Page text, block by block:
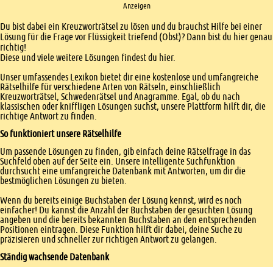
Anzeigen
Einleitung
Du bist dabei ein Kreuzworträtsel zu lösen und du brauchst Hilfe bei einer
Lösung für die Frage vor Flüssigkeit triefend (Obst)? Dann bist du hier genau
richtig!
Diese und viele weitere Lösungen findest du hier.
Unser umfassendes Lexikon bietet dir eine kostenlose und umfangreiche
Rätselhilfe für verschiedene Arten von Rätseln, einschließlich
Kreuzworträtsel, Schwedenrätsel und Anagramme. Egal, ob du nach
klassischen oder kniffligen Lösungen suchst, unsere Plattform hilft dir, die
richtige Antwort zu finden.
So funktioniert unsere Rätselhilfe
Um passende Lösungen zu finden, gib einfach deine Rätselfrage in das
Suchfeld oben auf der Seite ein. Unsere intelligente Suchfunktion
durchsucht eine umfangreiche Datenbank mit Antworten, um dir die
bestmöglichen Lösungen zu bieten.
Wenn du bereits einige Buchstaben der Lösung kennst, wird es noch
einfacher! Du kannst die Anzahl der Buchstaben der gesuchten Lösung
angeben und die bereits bekannten Buchstaben an den entsprechenden
Positionen eintragen. Diese Funktion hilft dir dabei, deine Suche zu
präzisieren und schneller zur richtigen Antwort zu gelangen.
Ständig wachsende Datenbank